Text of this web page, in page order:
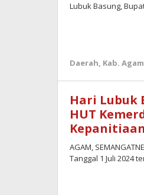
Lubuk Basung,
Daerah, Kab. Agam
Hari Lubuk
HUT
Kepanitiaan
AGAM,
Tanggal 1 Juli 2024